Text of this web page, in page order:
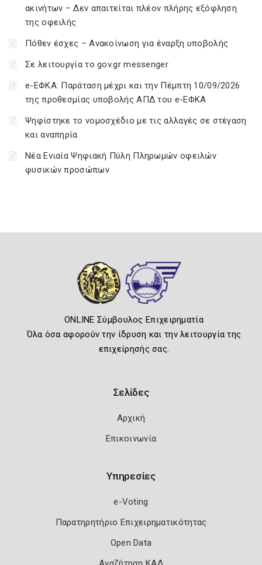
ακινήτων – Δεν απαιτείται πλέον πλήρης εξόφληση
της οφειλής
Πόθεν έσχες – Ανακοίνωση για έναρξη υποβολής
Σε λειτουργία το gov.gr messenger
e-ΕΦΚΑ: Παράταση μέχρι και την Πέμπτη 10/09/2026
της προθεσμίας υποβολής ΑΠΔ του e-ΕΦΚΑ
Ψηφίστηκε το νομοσχέδιο με τις αλλαγές σε στέγαση
και αναπηρία
Νέα Ενιαία Ψηφιακή Πύλη Πληρωμών οφειλών
φυσικών προσώπων
ONLINE Σύμβουλος Επιχειρηματία
Όλα όσα αφορούν την ίδρυση και την λειτουργία της
επιχείρησής σας.
Σελίδες
Αρχική
Επικοινωνία
Υπηρεσίες
e-Voting
Παρατηρητήριο Επιχειρηματικότητας
Open Data